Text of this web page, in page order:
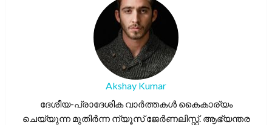
Akshay Kumar
ദേശീയ-പ്രാദേശിക വാർത്തകൾ കൈകാര്യം
ചെയ്യുന്ന മുതിർന്ന ന്യൂസ് ജേർണലിസ്റ്റ്. ആഭ്യന്തര